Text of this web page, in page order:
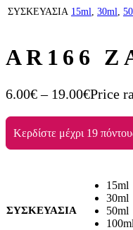
ΣΥΣΚΕΥΑΣΙΑ 15ml, 30ml,
AR166
6.00€ – 19.00€Price
Κερδίστε μέχρι 19
ΣΥΣΚΕΥΑΣΙΑ
15ml
30ml
50ml
100ml